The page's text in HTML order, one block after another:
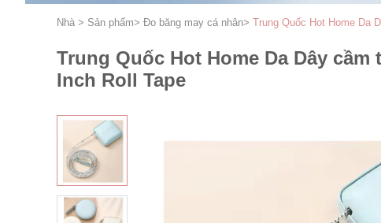
Nhà > Sản phẩm> Đo băng may cá nhân> Trung Quốc Hot Home Da
Trung Quốc Hot Home Da Dây
Inch Roll Tape